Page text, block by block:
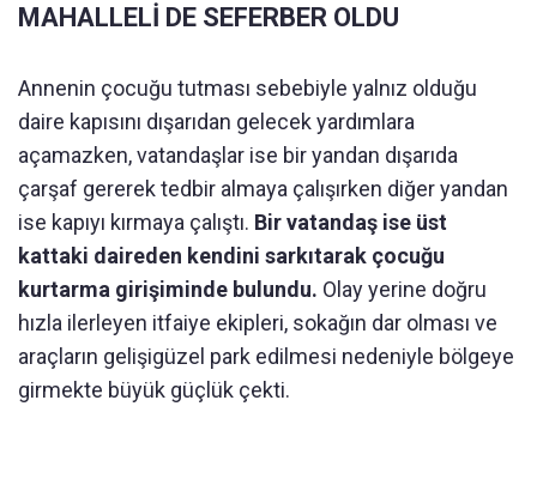
MAHALLELİ DE SEFERBER OLDU
Annenin çocuğu tutması sebebiyle yalnız olduğu
daire kapısını dışarıdan gelecek yardımlara
açamazken, vatandaşlar ise bir yandan dışarıda
çarşaf gererek tedbir almaya çalışırken diğer yandan
ise kapıyı kırmaya çalıştı. Bir vatandaş ise üst
kattaki daireden kendini sarkıtarak çocuğu
kurtarma girişiminde bulundu. Olay yerine doğru
hızla ilerleyen itfaiye ekipleri, sokağın dar olması ve
araçların gelişigüzel park edilmesi nedeniyle bölgeye
girmekte büyük güçlük çekti.